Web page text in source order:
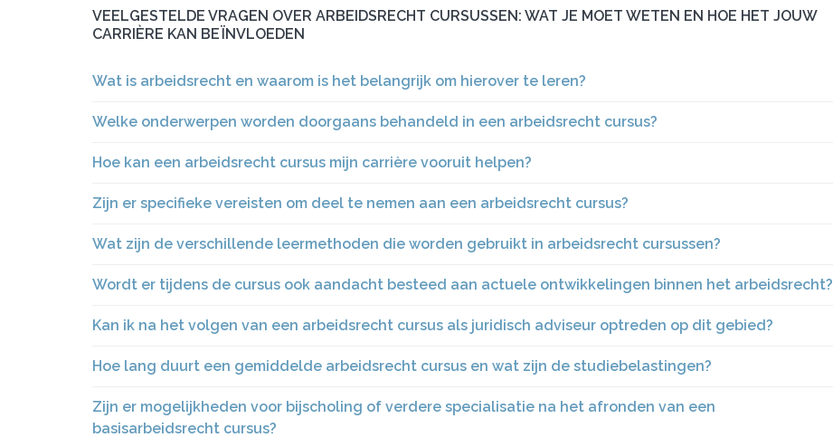
VEELGESTELDE VRAGEN OVER ARBEIDSRECHT CURSUSSEN: WAT JE MOET WETEN EN HOE HET JOUW
CARRIÈRE KAN BEÏNVLOEDEN
Wat is arbeidsrecht en waarom is het belangrijk om hierover te leren?
Welke onderwerpen worden doorgaans behandeld in een arbeidsrecht cursus?
Hoe kan een arbeidsrecht cursus mijn carrière vooruit helpen?
Zijn er specifieke vereisten om deel te nemen aan een arbeidsrecht cursus?
Wat zijn de verschillende leermethoden die worden gebruikt in arbeidsrecht cursussen?
Wordt er tijdens de cursus ook aandacht besteed aan actuele ontwikkelingen binnen het arbeidsrecht?
Kan ik na het volgen van een arbeidsrecht cursus als juridisch adviseur optreden op dit gebied?
Hoe lang duurt een gemiddelde arbeidsrecht cursus en wat zijn de studiebelastingen?
Zijn er mogelijkheden voor bijscholing of verdere specialisatie na het afronden van een
basisarbeidsrecht cursus?